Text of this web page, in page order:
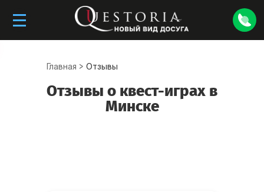
Главная > Отзывы
Отзывы о квест-играх в
Минске